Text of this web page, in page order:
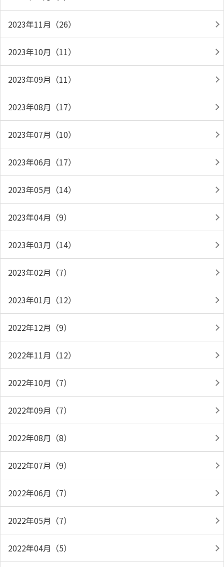
2023年11月（26）
2023年10月（11）
2023年09月（11）
2023年08月（17）
2023年07月（10）
2023年06月（17）
2023年05月（14）
2023年04月（9）
2023年03月（14）
2023年02月（7）
2023年01月（12）
2022年12月（9）
2022年11月（12）
2022年10月（7）
2022年09月（7）
2022年08月（8）
2022年07月（9）
2022年06月（7）
2022年05月（7）
2022年04月（5）